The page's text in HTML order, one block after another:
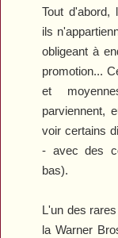
Tout d'abord,
ils
obligeant à
promotion...
et
parviennent,
voir certains
- avec des
bas).
L'un des
la Warner